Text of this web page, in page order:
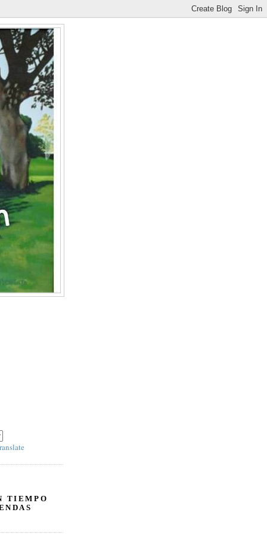
derecho debajo
TIEMPO